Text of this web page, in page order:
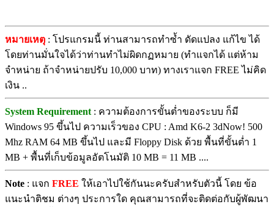
หมายเหตุ : โปรแกรมนี้ ท่านสามารถทำซ้ำ ดัดแปลง แก้ไข ได้
โดยท่านมั่นใจได้ว่าท่านทำไม่ผิดกฏหมาย (ทำแจกได้ แต่ห้าม
จำหน่าย ถ้าจำหน่ายปรับ 10,000 บาท) ทางเราแจก FREE ไม่คิด
เงิน ..
System Requirement: ความต้องการขั้นต่ำของระบบ ก็มี
Windows 95 ขึ้นไป ความเร็วของ CPU : Amd K6-2 3dNow! 500
Mhz RAM 64 MB ขึ้นไป และมี Floppy Disk ด้วย พื้นที่ขั้นต่ำ 1
MB + พื้นที่เก็บข้อมูลอัตโนมัติ 10 MB = 11 MB ....
Note : แจก FREE ให้เอาไปใช้กันนะครับสำหรับตัวนี้ โดย ข้อ
แนะนำติชม ต่างๆ ประการใด คุณสามารถที่จะติดต่อกับผู้พัฒนา